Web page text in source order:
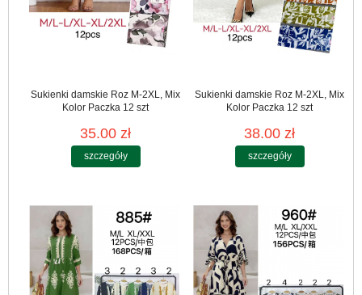
Sukienki damskie Roz M-2XL, Mix
Kolor Paczka 12 szt
35.00 zł
szczegóły
Sukienki damskie Roz M-2XL, Mix
Kolor Paczka 12 szt
38.00 zł
szczegóły